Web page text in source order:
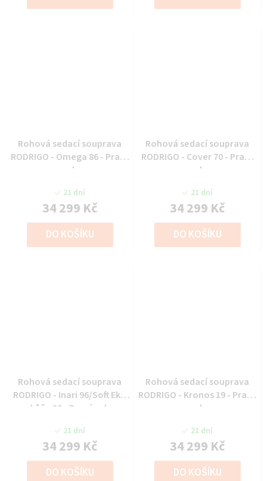
Rohová sedací souprava
RODRIGO - Omega 86 - Pravý
roh
21 dní
34 299 Kč
DO KOŠÍKU
Rohová sedací souprava
RODRIGO - Cover 70 - Pravý
roh
21 dní
34 299 Kč
DO KOŠÍKU
Rohová sedací souprava
RODRIGO - Inari 96/Soft Eko
kůže 29 - Pravý roh
21 dní
34 299 Kč
DO KOŠÍKU
Rohová sedací souprava
RODRIGO - Kronos 19 - Pravý
roh
21 dní
34 299 Kč
DO KOŠÍKU